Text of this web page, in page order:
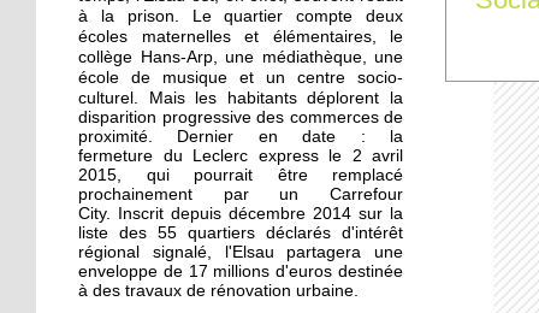
autour d'un café
17 septembre 2015
Notre sélection pour les
Journées du patrimoine
à l'Elsau et la Montagne-
Verte
16 septembre 2015
Un camping adepte du
bon voisinage
à la prison.
Le quartier comptedeux
écoles maternelles et élémentaires, le
collège Hans-Arp, une médiathèque, une
école de musique et un centre socio-
culturel. Mais les habitants déplorent la
disparition progressive des commerces de
proximité. Dernier en date : la
fermeture du Leclerc express le 2 avril
2015, qui pourrait être remplacé
prochainement par un Carrefour
City. Inscrit depuis décembre 2014 sur la
liste des 55 quartiers déclarés d'intérêt
régional signalé, l'Elsau partagera une
enveloppe de 17 millions d'euros destinée
à des travaux de rénovation urbaine.